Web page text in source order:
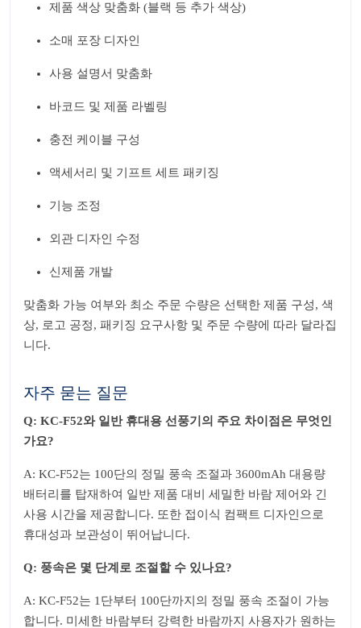
제품 색상 맞춤화 (블랙 등 추가 색상)
소매 포장 디자인
사용 설명서 맞춤화
바코드 및 제품 라벨링
충전 케이블 구성
액세서리 및 기프트 세트 패키징
기능 조정
외관 디자인 수정
신제품 개발
맞춤화 가능 여부와 최소 주문 수량은 선택한 제품 구성, 색
상, 로고 공정, 패키징 요구사항 및 주문 수량에 따라 달라집
니다.
자주 묻는 질문
Q: KC-F52와 일반 휴대용 선풍기의 주요 차이점은 무엇인
가요?
A: KC-F52는 100단의 정밀 풍속 조절과 3600mAh 대용량
배터리를 탑재하여 일반 제품 대비 세밀한 바람 제어와 긴
사용 시간을 제공합니다. 또한 접이식 컴팩트 디자인으로
휴대성과 보관성이 뛰어납니다.
Q: 풍속은 몇 단계로 조절할 수 있나요?
A: KC-F52는 1단부터 100단까지의 정밀 풍속 조절이 가능
합니다. 미세한 바람부터 강력한 바람까지 사용자가 원하는